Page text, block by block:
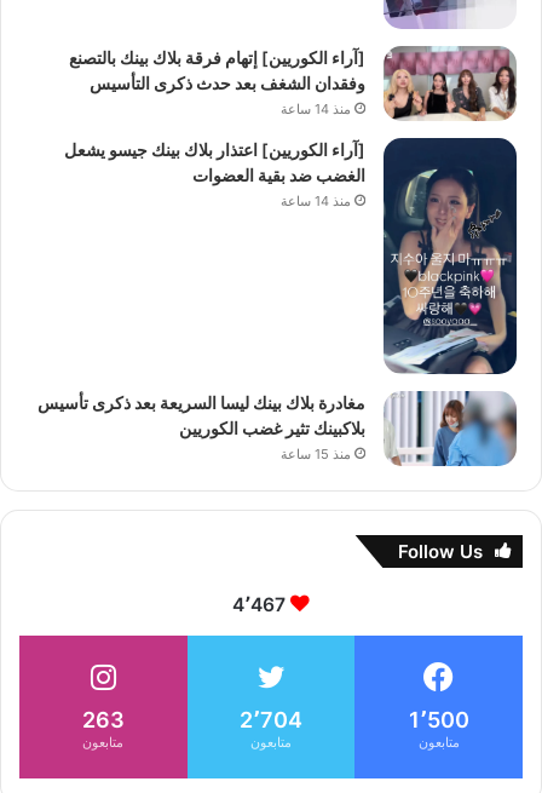
[آراء الكوريين] إتهام فرقة بلاك بينك بالتصنع
وفقدان الشغف بعد حدث ذكرى التأسيس
منذ 14 ساعة
[آراء الكوريين] اعتذار بلاك بينك جيسو يشعل
الغضب ضد بقية العضوات
منذ 14 ساعة
مغادرة بلاك بينك ليسا السريعة بعد ذكرى تأسيس
بلاكبينك تثير غضب الكوريين
منذ 15 ساعة
Follow Us
4٬467
1٬500
متابعون
2٬704
متابعون
263
متابعون